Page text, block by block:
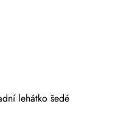
lehátko šedé